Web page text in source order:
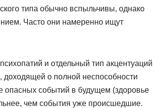
типа обычно вспыльчивы, однако
Часто они намеренно ищут
и отдельный тип акцентуаций
доходящей о полной неспособности
опасных событий в будущем (здоровье
чем события уже происшедшие.